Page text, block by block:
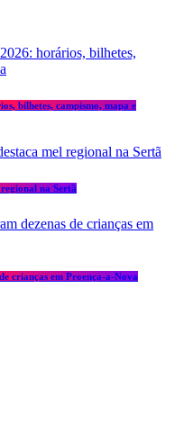
bilhetes, campismo, mapa e
na Sertã
crianças em Proença-a-Nova